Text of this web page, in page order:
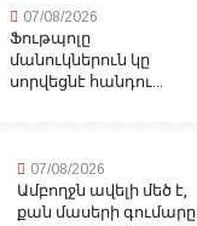
07/08/2026
Ֆութպոլը
մանուկներուն կը
սորվեցնէ հանդու...
07/08/2026
Ամբողջն ավելի մեծ է,
քան մասերի գումարը